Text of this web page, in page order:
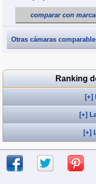
comparar con
Otras cámaras
Ranking
[+]
[+]
[+]